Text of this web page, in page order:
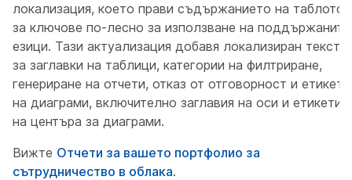
локализация, което прави съдържанието на таблото
за ключове по-лесно за използване на поддържаните
езици. Тази актуализация добавя локализиран текст
за заглавки на таблици, категории на филтриране,
генериране на отчети, отказ от отговорност и етикети
на диаграми, включително заглавия на оси и етикети
на центъра за диаграми.
Вижте Отчети за вашето портфолио за
сътрудничество в облака.